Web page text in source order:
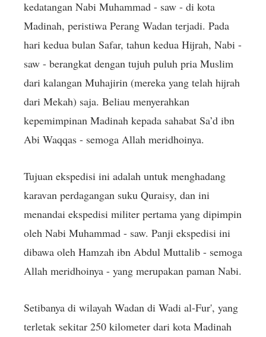
kedatangan Nabi Muhammad - saw - di kota
Madinah, peristiwa Perang Wadan terjadi. Pada
hari kedua bulan Safar, tahun kedua Hijrah, Nabi -
saw - berangkat dengan tujuh puluh pria Muslim
dari kalangan Muhajirin (mereka yang telah hijrah
dari Mekah) saja. Beliau menyerahkan
kepemimpinan Madinah kepada sahabat Sa’d ibn
Abi Waqqas - semoga Allah meridhoinya.
Tujuan ekspedisi ini adalah untuk menghadang
karavan perdagangan suku Quraisy, dan ini
menandai ekspedisi militer pertama yang dipimpin
oleh Nabi Muhammad - saw. Panji ekspedisi ini
dibawa oleh Hamzah ibn Abdul Muttalib - semoga
Allah meridhoinya - yang merupakan paman Nabi.
Setibanya di wilayah Wadan di Wadi al-Fur', yang
terletak sekitar 250 kilometer dari kota Madinah